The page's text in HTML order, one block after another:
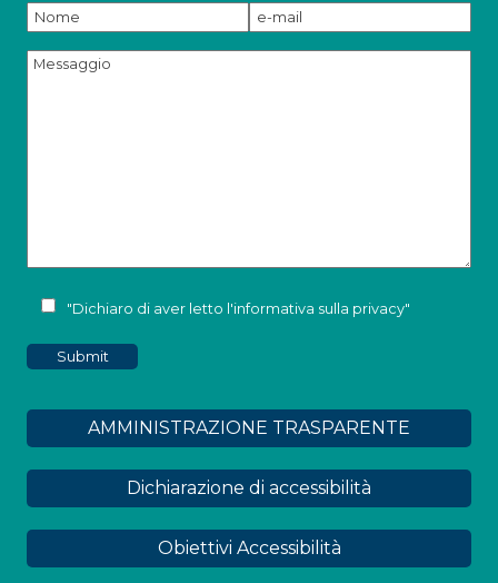
"Dichiaro di aver letto l'informativa sulla privacy"
AMMINISTRAZIONE TRASPARENTE
Dichiarazione di accessibilità
Obiettivi Accessibilità